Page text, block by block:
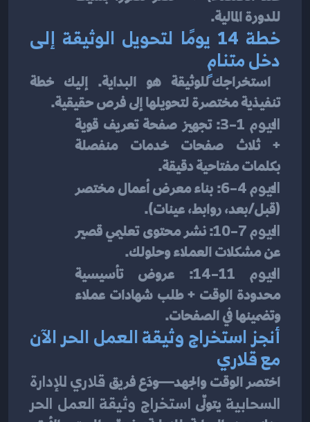
للدورة المالية.
دخل متنامٍ
تنفيذية مختصرة لتحويلها إلى فرص حقيقية.
اليوم 1–3 : تجهيز صفحة تعريف قوية
+ ثلاث صفحات خدمات منفصلة
بكلمات مفتاحية دقيقة.
اليوم 4–6 : بناء معرض أعمال مختصر
(قبل/بعد، روابط، عينات).
اليوم 7–10 : نشر محتوى تعليمي قصير
عن مشكلات العملاء وحلولك.
اليوم 11–14 : عروض تأسيسية
وتضمينها في الصفحات.
مع قلاري
اختصر الوقت والجهد—ودَع فريق
السحابية يتولّى استخراج وثيقة العمل الحر